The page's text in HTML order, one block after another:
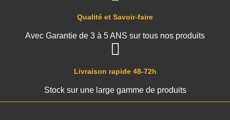
Livraison rapide 48-72h
Stock sur une large gamme de produits
Qualité et Savoir-faire
Avec Garantie de 3 à 5 ANS sur tous nos produits